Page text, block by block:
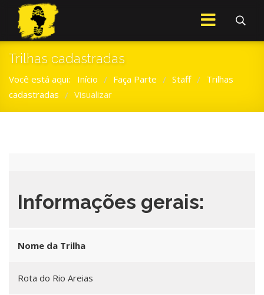
Trilhas cadastradas
Você está aqui: Início / Faça Parte / Staff / Trilhas
cadastradas / Visualizar
Informações gerais:
Nome da Trilha
Rota do Rio Areias